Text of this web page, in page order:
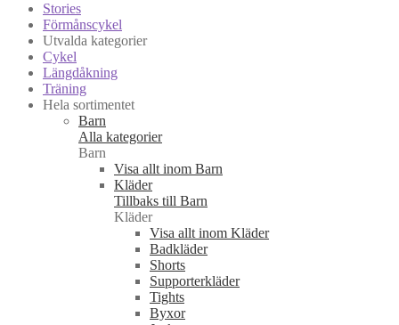
Stories
Förmånscykel
Utvalda kategorier
Cykel
Längdåkning
Träning
Hela sortimentet
Barn
Alla kategorier
Barn
Visa allt inom Barn
Kläder
Tillbaks till Barn
Kläder
Visa allt inom Kläder
Badkläder
Shorts
Supporterkläder
Tights
Byxor